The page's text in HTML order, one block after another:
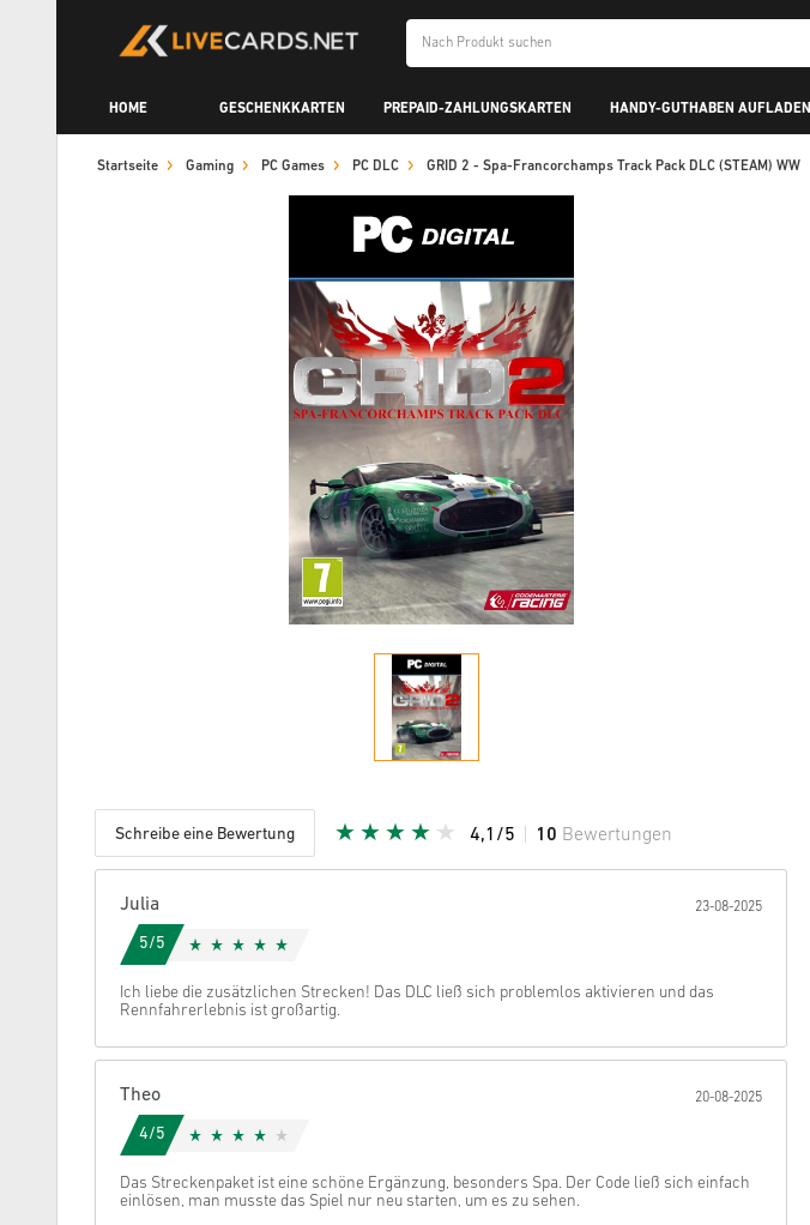
HOME GESCHENKKARTEN PREPAID-ZAHLUNGSKARTEN HANDY-GUTHABEN AUFLADEN
Startseite Gaming PC Games PC DLC GRID 2 - Spa-Francorchamps Track Pack DLC (STEAM) WW
Schreibe eine Bewertung 4,1/5 10 Bewertungen
Stornieren
Julia 23-08-2025
5/5
Ich liebe die zusätzlichen Strecken! Das DLC ließ sich problemlos aktivieren und das
Rennfahrerlebnis ist großartig.
Theo 20-08-2025
4/5
Das Streckenpaket ist eine schöne Ergänzung, besonders Spa. Der Code ließ sich einfach
einlösen, man musste das Spiel nur neu starten, um es zu sehen.